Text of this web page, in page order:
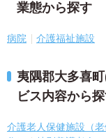
業態から探す
病院 介護福祉施設
夷隅郡大多喜
ビス内容から
介護老人保健施設（老